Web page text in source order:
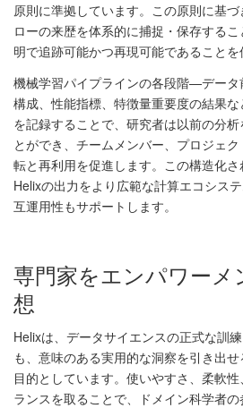
原則に準拠しています。この原則に基
ローの来歴を体系的に捕捉・保存する
明で追跡可能かつ再現可能であることを
機械学習パイプラインの各段階—デー
構成、性能指標、特徴量重要度の結果
を記録することで、研究者は以前の分
とができ、チームメンバー、プロジェ
転と再利用を促進します。この構造化さ
Helixの出力をより広範な計算エコシス
互運用性もサポートします。
専門家をエンパワーメ
想
Helixは、データサイエンスの正式な訓
も、意味のある実用的な洞察を引き出
目的としています。使いやすさ、柔軟
ランスを取ることで、ドメイン科学者